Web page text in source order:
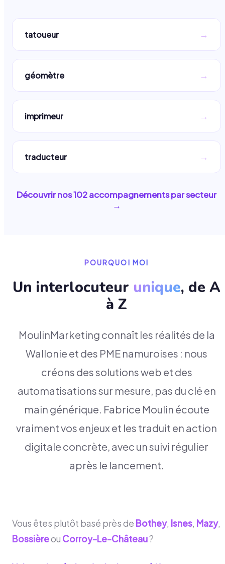
tatoueur →
géomètre →
imprimeur →
traducteur →
Découvrir nos102accompagnements par secteur
→
POURQUOI MOI
Un interlocuteur unique, de A
à Z
MoulinMarketing connaît les réalités de la
Wallonie et des PME namuroises : nous
créons des solutions web et des
automatisations sur mesure, pas du clé en
main générique. Fabrice Moulin écoute
vraiment vos enjeux et les traduit en action
digitale concrète, avec un suivi régulier
après le lancement.
Vous êtes plutôt basé près de Bothey, Isnes, Mazy,
Bossièreou Corroy-Le-Château?